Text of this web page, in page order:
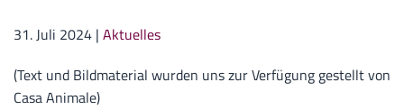
31. Juli 2024 | Aktuelles
(Text und Bildmaterial wurden uns zur Verfügung gestellt von
Casa Animale)